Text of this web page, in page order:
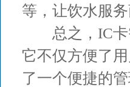
等，让饮水服
总之，IC卡
它不仅方便了
了一个便捷的